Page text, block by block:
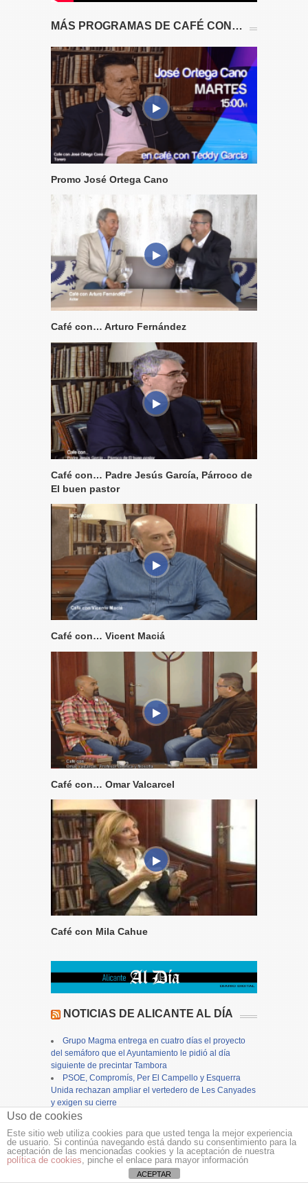
MÁS PROGRAMAS DE CAFÉ CON…
Promo José Ortega Cano
Café con… Arturo Fernández
Café con… Padre Jesús García, Párroco de
El buen pastor
Café con… Vicent Maciá
Café con… Omar Valcarcel
Café con Mila Cahue
NOTICIAS DE ALICANTE AL DÍA
Grupo Magma entrega en cuatro días el proyecto
del semáforo que el Ayuntamiento le pidió al día
siguiente de precintar Tambora
PSOE, Compromís, Per El Campello y Esquerra
Unida rechazan ampliar el vertedero de Les Canyades
y exigen su cierre
Alicante cierra los actos en honor a la patrona, la
Virgen del Remedio, con una concurrida procesión
Alicante aprueba inicialmente el Plan General
Estructural e inicia su tramitación autonómica
Finestrat se prepara para la celebración de sus
Fiestas Patronales de agosto con la presentación del
Uso de cookies
Este sitio web utiliza cookies para que usted tenga la mejor experiencia
de usuario. Si continúa navegando está dando su consentimiento para la
aceptación de las mencionadas cookies y la aceptación de nuestra
política de cookies, pinche el enlace para mayor información
ACEPTAR